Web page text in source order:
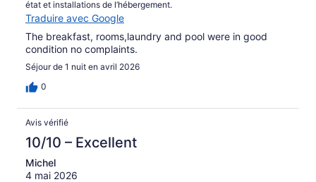
état et installations de l’hébergement.
Traduire avec Google
The breakfast, rooms,laundry and pool were in good
condition no complaints.
Séjour de 1 nuit en avril 2026
0
Avis vérifié
10/10 – Excellent
Michel
4 mai 2026